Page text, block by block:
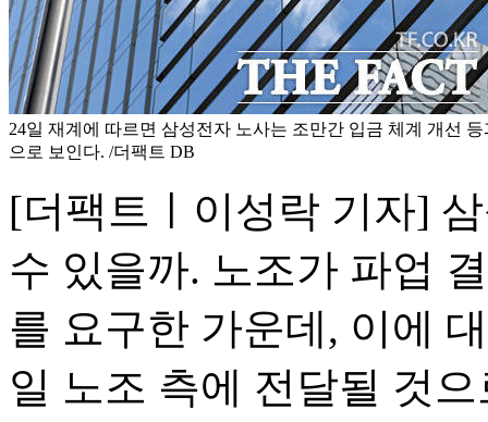
24일 재계에 따르면 삼성전자 노사는 조만간 입금 체계 개선
으로 보인다. /더팩트 DB
[더팩트ㅣ이성락 기자]
수 있을까. 노조가 파업
를 요구한 가운데, 이에
일 노조 측에 전달될 것